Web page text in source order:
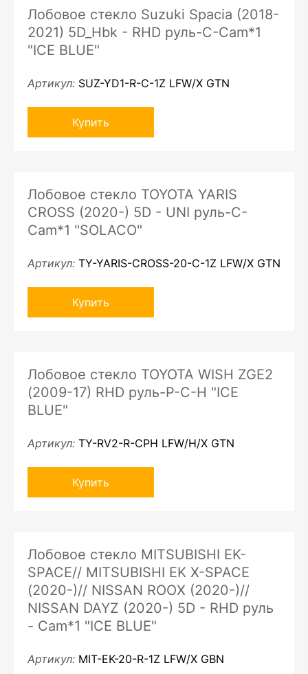
Лобовое стекло Suzuki Spacia (2018-
2021) 5D_Hbk - RHD руль-С-Cam*1
"ICE BLUE"
Артикул: SUZ-YD1-R-C-1Z LFW/X GTN
Купить
Лобовое стекло TOYOTA YARIS
CROSS (2020-) 5D - UNI руль-С-
Cam*1 "SOLACO"
Артикул: TY-YARIS-CROSS-20-C-1Z LFW/X GTN
Купить
Лобовое стекло TOYOTA WISH ZGE2
(2009-17) RHD руль-P-C-H "ICE
BLUE"
Артикул: TY-RV2-R-CPH LFW/H/X GTN
Купить
Лобовое стекло MITSUBISHI EK-
SPACE// MITSUBISHI EK X-SPACE
(2020-)// NISSAN ROOX (2020-)//
NISSAN DAYZ (2020-) 5D - RHD руль
- Cam*1 "ICE BLUE"
Артикул: MIT-EK-20-R-1Z LFW/X GBN